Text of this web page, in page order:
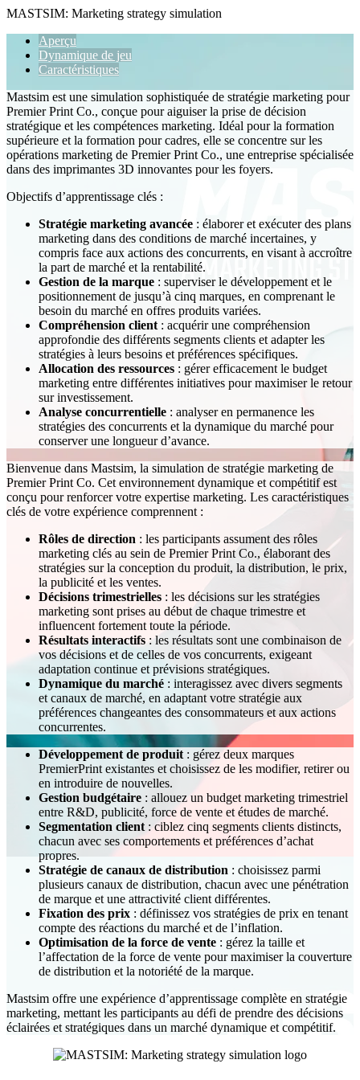
MASTSIM: Marketing strategy simulation
Aperçu
Dynamique de jeu
Caractéristiques
Mastsim est une simulation sophistiquée de stratégie marketing pour
Premier Print Co., conçue pour aiguiser la prise de décision
stratégique et les compétences marketing. Idéal pour la formation
supérieure et la formation pour cadres, elle se concentre sur les
opérations marketing de Premier Print Co., une entreprise spécialisée
dans des imprimantes 3D innovantes pour les foyers.
Objectifs d’apprentissage clés :
Stratégie marketing avancée : élaborer et exécuter des plans
marketing dans des conditions de marché incertaines, y
compris face aux actions des concurrents, en visant à accroître
la part de marché et la rentabilité.
Gestion de la marque : superviser le développement et le
positionnement de jusqu’à cinq marques, en comprenant le
besoin du marché en offres produits variées.
Compréhension client : acquérir une compréhension
approfondie des différents segments clients et adapter les
stratégies à leurs besoins et préférences spécifiques.
Allocation des ressources : gérer efficacement le budget
marketing entre différentes initiatives pour maximiser le retour
sur investissement.
Analyse concurrentielle : analyser en permanence les
stratégies des concurrents et la dynamique du marché pour
conserver une longueur d’avance.
Bienvenue dans Mastsim, la simulation de stratégie marketing de
Premier Print Co. Cet environnement dynamique et compétitif est
conçu pour renforcer votre expertise marketing. Les caractéristiques
clés de votre expérience comprennent :
Rôles de direction : les participants assument des rôles
marketing clés au sein de Premier Print Co., élaborant des
stratégies sur la conception du produit, la distribution, le prix,
la publicité et les ventes.
Décisions trimestrielles : les décisions sur les stratégies
marketing sont prises au début de chaque trimestre et
influencent fortement toute la période.
Résultats interactifs : les résultats sont une combinaison de
vos décisions et de celles de vos concurrents, exigeant
adaptation continue et prévisions stratégiques.
Dynamique du marché : interagissez avec divers segments
et canaux de marché, en adaptant votre stratégie aux
préférences changeantes des consommateurs et aux actions
concurrentes.
Développement de produit : gérez deux marques
PremierPrint existantes et choisissez de les modifier, retirer ou
en introduire de nouvelles.
Gestion budgétaire : allouez un budget marketing trimestriel
entre R&D, publicité, force de vente et études de marché.
Segmentation client : ciblez cinq segments clients distincts,
chacun avec ses comportements et préférences d’achat
propres.
Stratégie de canaux de distribution : choisissez parmi
plusieurs canaux de distribution, chacun avec une pénétration
de marque et une attractivité client différentes.
Fixation des prix : définissez vos stratégies de prix en tenant
compte des réactions du marché et de l’inflation.
Optimisation de la force de vente : gérez la taille et
l’affectation de la force de vente pour maximiser la couverture
de distribution et la notoriété de la marque.
Mastsim offre une expérience d’apprentissage complète en stratégie
marketing, mettant les participants au défi de prendre des décisions
éclairées et stratégiques dans un marché dynamique et compétitif.